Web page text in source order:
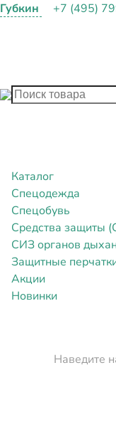
Губкин +7 (495)
Каталог
Спецодежда
Спецобувь
Средства защиты
СИЗ органов
Защитные
Акции
Новинки
Наведите